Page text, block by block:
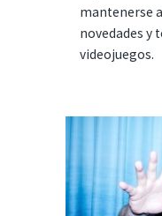
mantenerse
novedades y
videojuegos.